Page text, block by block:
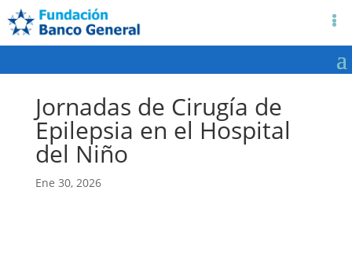
Jornadas de Cirugía de
Epilepsia en el Hospital
del Niño
Ene 30, 2026